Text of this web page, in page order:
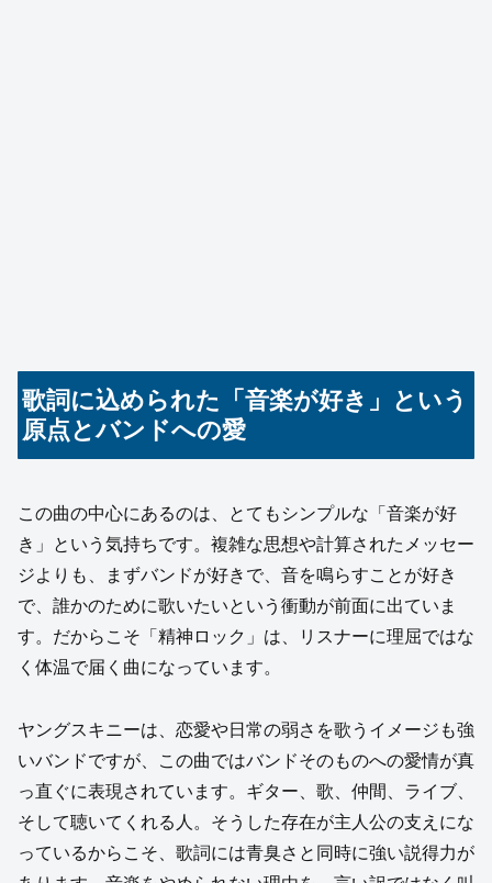
歌詞に込められた「音楽が好き」という
原点とバンドへの愛
この曲の中心にあるのは、とてもシンプルな「音楽が好
き」という気持ちです。複雑な思想や計算されたメッセー
ジよりも、まずバンドが好きで、音を鳴らすことが好き
で、誰かのために歌いたいという衝動が前面に出ていま
す。だからこそ「精神ロック」は、リスナーに理屈ではな
く体温で届く曲になっています。
ヤングスキニーは、恋愛や日常の弱さを歌うイメージも強
いバンドですが、この曲ではバンドそのものへの愛情が真
っ直ぐに表現されています。ギター、歌、仲間、ライブ、
そして聴いてくれる人。そうした存在が主人公の支えにな
っているからこそ、歌詞には青臭さと同時に強い説得力が